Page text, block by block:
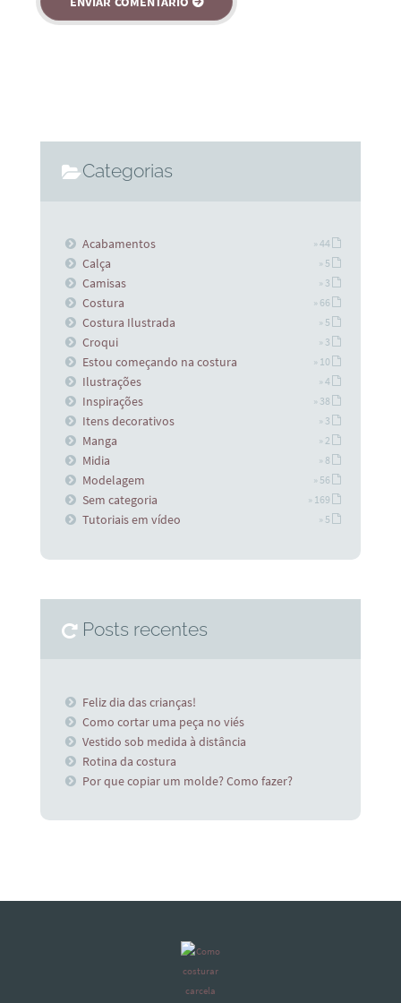
Categorias
Acabamentos » 44
Calça » 5
Camisas » 3
Costura » 66
Costura Ilustrada » 5
Croqui » 3
Estou começando na costura » 10
Ilustrações » 4
Inspirações » 38
Itens decorativos » 3
Manga » 2
Midia » 8
Modelagem » 56
Sem categoria » 169
Tutoriais em vídeo » 5
Posts recentes
Feliz dia das crianças!
Como cortar uma peça no viés
Vestido sob medida à distância
Rotina da costura
Por que copiar um molde? Como fazer?